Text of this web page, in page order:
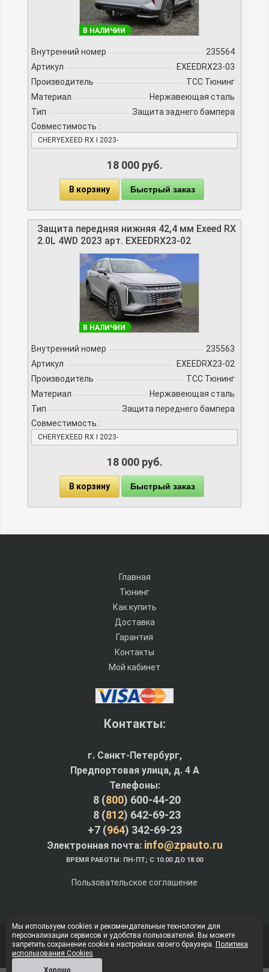
В НАЛИЧИИ
Внутренний номер
235564
Артикул
EXEEDRX23-03
Производитель
TCC Тюнинг
Материал
Нержавеющая сталь
Тип
Защита заднего бампера
Совместимость :
CHERYEXEED RX I 2023-
18 000 руб.
В корзину Быстрый заказ
Защита передняя нижняя 42,4 мм Exeed RX
2.0L 4WD 2023 арт. EXEEDRX23-02
В НАЛИЧИИ
Внутренний номер
235563
Артикул
EXEEDRX23-02
Производитель
TCC Тюнинг
Материал
Нержавеющая сталь
Тип
Защита переднего бампера
Совместимость :
CHERYEXEED RX I 2023-
18 000 руб.
В корзину Быстрый заказ
Главная
Тюнинг
Как купить
Доставка
Гарантия
Контакты
Мой кабинет
Контакты:
г. Санкт-Петербург,
Предпортовая улица, д. 4 A
Телефоны:
8 (800) 600-44-20
8 (812) 642-69-23
+7 (964) 342-69-23
Электронная почта: info@zpauto.ru
ВРЕМЯ РАБОТЫ: ПН-ПТ; С 10.00 ДО 18.00
Пользовательское соглашение
© Интернет-магазин ZPauto.ru 2012-2026
Мы используем cookies и рекомендательные технологии для
персонализации сервисов и удобства пользователей. Вы можете
запретить сохранение cookie в настройках своего браузера. Политика
использования Cookies
Хорошо